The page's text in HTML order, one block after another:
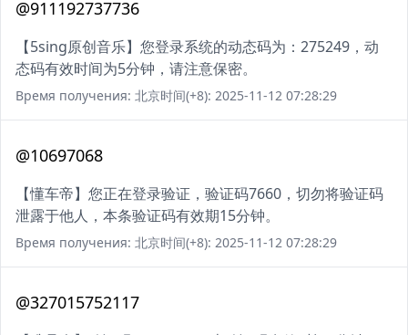
@911192737736
【5sing原创音乐】您登录系统的动态码为：275249，动
态码有效时间为5分钟，请注意保密。
Время получения: 北京时间(+8): 2025-11-12 07:28:29
@10697068
【懂车帝】您正在登录验证，验证码7660，切勿将验证码
泄露于他人，本条验证码有效期15分钟。
Время получения: 北京时间(+8): 2025-11-12 07:28:29
@327015752117